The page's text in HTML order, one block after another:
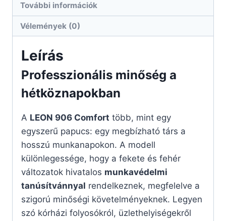
További információk
Vélemények (0)
Leírás
Professzionális minőség a
hétköznapokban
A LEON 906 Comfort több, mint egy
egyszerű papucs: egy megbízható társ a
hosszú munkanapokon. A modell
különlegessége, hogy a fekete és fehér
változatok hivatalos munkavédelmi
tanúsítvánnyal rendelkeznek, megfelelve a
szigorú minőségi követelményeknek. Legyen
szó kórházi folyosókról, üzlethelyiségekről